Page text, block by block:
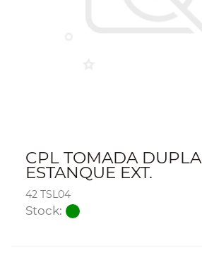
CPL TOMADA DUPLA
ESTANQUE EXT.
42 TSL04
Stock: